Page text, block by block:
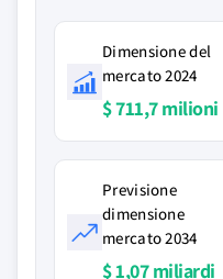
Dimensione del
mercato 2024
$ 711,7 milioni
Previsione
dimensione
mercato 2034
$ 1,07 miliardi